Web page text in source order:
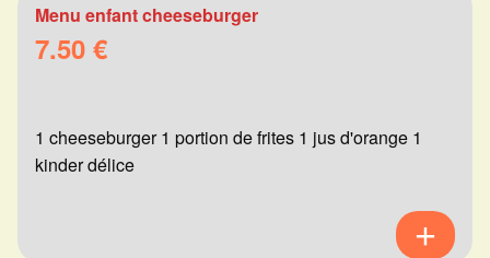
Menu enfant cheeseburger
7.50 €
1 cheeseburger 1 portion de frites 1 jus d'orange 1
kinder délice